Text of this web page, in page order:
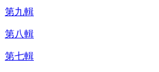
第九輯
第八輯
第七輯